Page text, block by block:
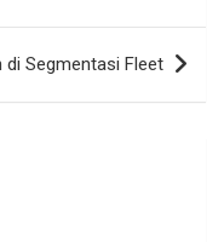
di Segmentasi Fleet